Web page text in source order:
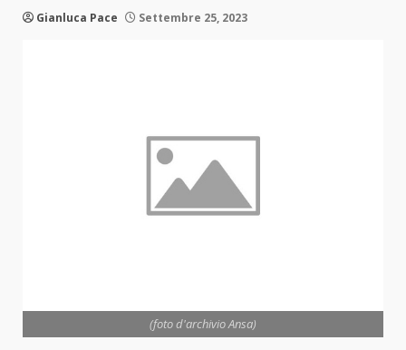
Gianluca Pace Settembre 25, 2023
(foto d'archivio Ansa)